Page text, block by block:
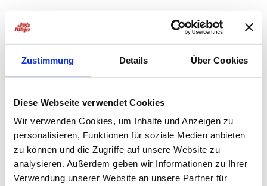
Zustimmung Details Über Cookies
Diese Webseite verwendet Cookies
Wir verwenden Cookies, um Inhalte und Anzeigen zu
personalisieren, Funktionen für soziale Medien anbieten
zu können und die Zugriffe auf unsere Website zu
analysieren. Außerdem geben wir Informationen zu Ihrer
Verwendung unserer Website an unsere Partner für